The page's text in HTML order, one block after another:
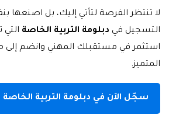
لا تنتظر الفرصة لتأتي إليك، بل اصنعها
التسجيل في دبلومة التربية الخاصة التي
استثمر في مستقبلك المهني وانضم إلى
المتميز.
سجّل الآن في دبلومة التربية الخاصة